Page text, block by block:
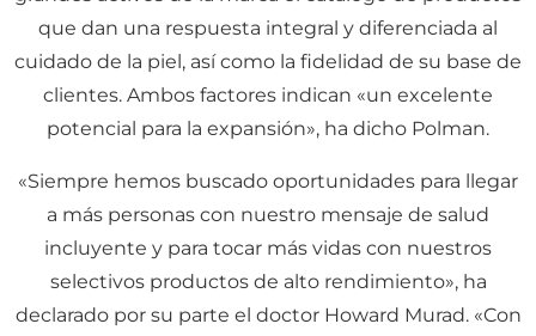
que dan una respuesta integral y diferenciada al
cuidado de la piel, así como la fidelidad de su base de
clientes. Ambos factores indican «un excelente
potencial para la expansión», ha dicho Polman.
«Siempre hemos buscado oportunidades para llegar
a más personas con nuestro mensaje de salud
incluyente y para tocar más vidas con nuestros
selectivos productos de alto rendimiento», ha
declarado por su parte el doctor Howard Murad. «Con